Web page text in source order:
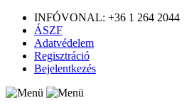
INFÓVONAL: +36 1 264 2044
ÁSZF
Adatvédelem
Regisztráció
Bejelentkezés